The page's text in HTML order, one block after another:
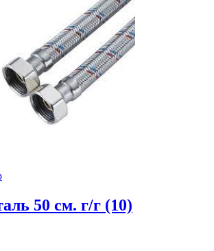
50 см. г/г (10)